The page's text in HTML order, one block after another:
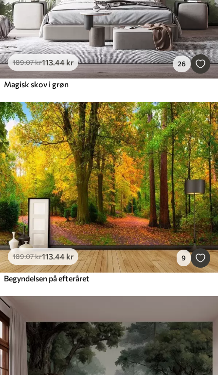
189.07kr113.44 kr 26
Magisk skov i grøn
189.07kr113.44 kr 9
Begyndelsen på efteråret